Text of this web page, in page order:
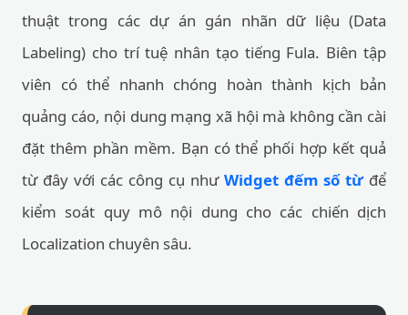
thuật trong các dự án gán nhãn dữ liệu (Data
Labeling) cho trí tuệ nhân tạo tiếng Fula. Biên tập
viên có thể nhanh chóng hoàn thành kịch bản
quảng cáo, nội dung mạng xã hội mà không cần cài
đặt thêm phần mềm. Bạn có thể phối hợp kết quả
từ đây với các công cụ như Widget đếm số từđể
kiểm soát quy mô nội dung cho các chiến dịch
Localization chuyên sâu.